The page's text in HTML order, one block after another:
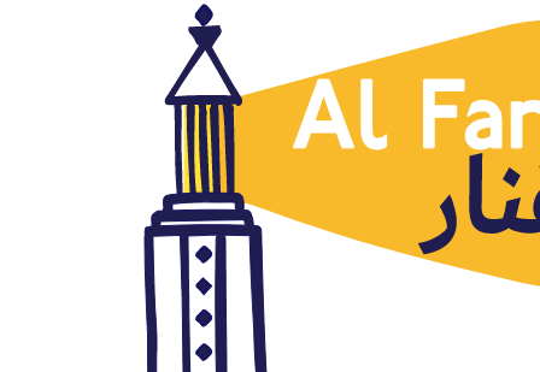
Ventanas opositoras: las
dimensiones de la proliferación
de la sátira electrónica en
Oriente Próximo